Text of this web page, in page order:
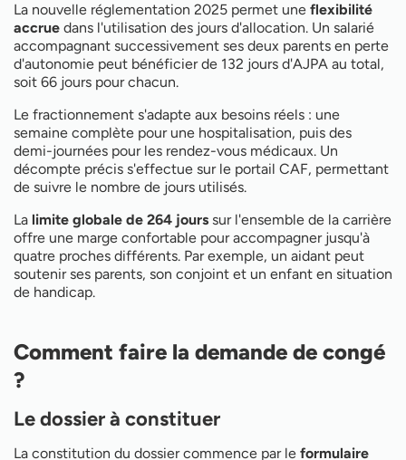
La nouvelle réglementation 2025 permet une flexibilité
accrue dans l'utilisation des jours d'allocation. Un salarié
accompagnant successivement ses deux parents en perte
d'autonomie peut bénéficier de 132 jours d'AJPA au total,
soit 66 jours pour chacun.
Le fractionnement s'adapte aux besoins réels : une
semaine complète pour une hospitalisation, puis des
demi-journées pour les rendez-vous médicaux. Un
décompte précis s'effectue sur le portail CAF, permettant
de suivre le nombre de jours utilisés.
La limite globale de 264 jours sur l'ensemble de la carrière
offre une marge confortable pour accompagner jusqu'à
quatre proches différents. Par exemple, un aidant peut
soutenir ses parents, son conjoint et un enfant en situation
de handicap.
Comment faire la demande de congé
?
Le dossier à constituer
La constitution du dossier commence par le formulaire